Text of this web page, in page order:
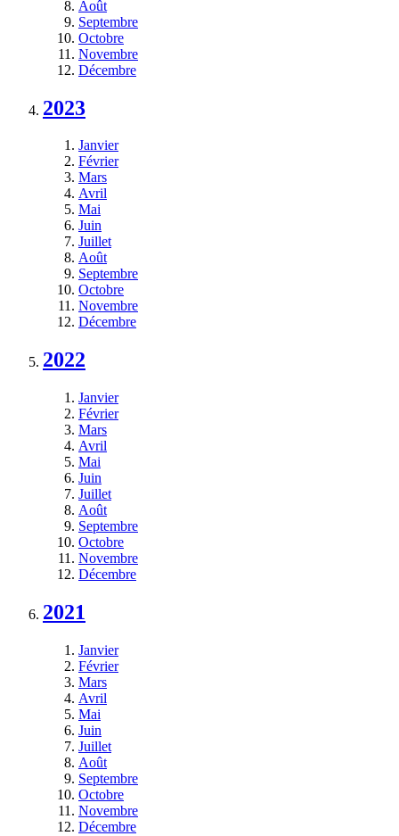
Août
Septembre
Octobre
Novembre
Décembre
2023
Janvier
Février
Mars
Avril
Mai
Juin
Juillet
Août
Septembre
Octobre
Novembre
Décembre
2022
Janvier
Février
Mars
Avril
Mai
Juin
Juillet
Août
Septembre
Octobre
Novembre
Décembre
2021
Janvier
Février
Mars
Avril
Mai
Juin
Juillet
Août
Septembre
Octobre
Novembre
Décembre